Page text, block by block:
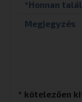
* kötelezően